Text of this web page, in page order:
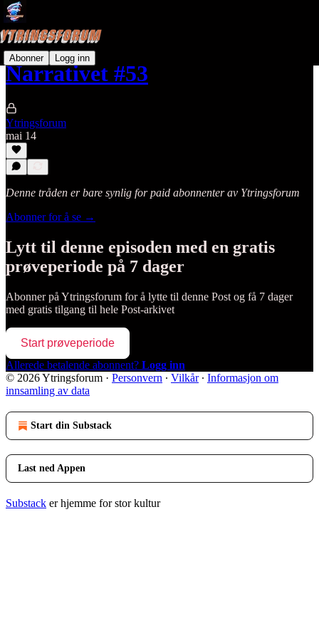
Abonner Logg inn
Narrativet #53
Ytringsforum
mai 14
Denne tråden er bare synlig for paid abonnenter av Ytringsforum
Abonner for å se →
Lytt til denne episoden med en gratis
prøveperiode på 7 dager
Abonner på Ytringsforum for å lytte til denne Post og få 7 dager
med gratis tilgang til hele Post-arkivet
Start prøveperiode
Allerede betalende abonnent? Logg inn
© 2026 Ytringsforum · Personvern ∙ Vilkår∙ Informasjon om
innsamling av data
Start din Substack
Last ned Appen
Substack er hjemme for stor kultur